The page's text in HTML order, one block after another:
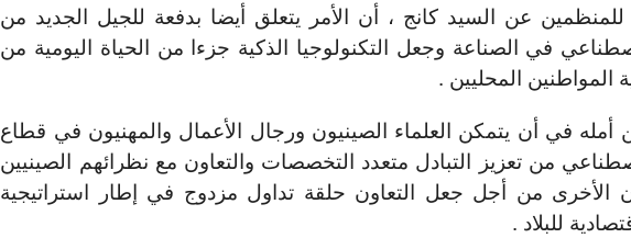
للمنظمين عن السيد كانج ، أن الأمر يتعلق أيضا بدفعة للجيل الجديد من
في الصناعة وجعل التكنولوجيا الذكية جزءا من الحياة اليومية من
المواطنين المحليين .
في أن يتمكن العلماء الصينيون ورجال الأعمال والمهنيون في قطاع
من تعزيز التبادل متعدد التخصصات والتعاون مع نظرائهم الصينيين
الأخرى من أجل جعل التعاون حلقة تداول مزدوج في إطار استراتيجية
للبلاد .